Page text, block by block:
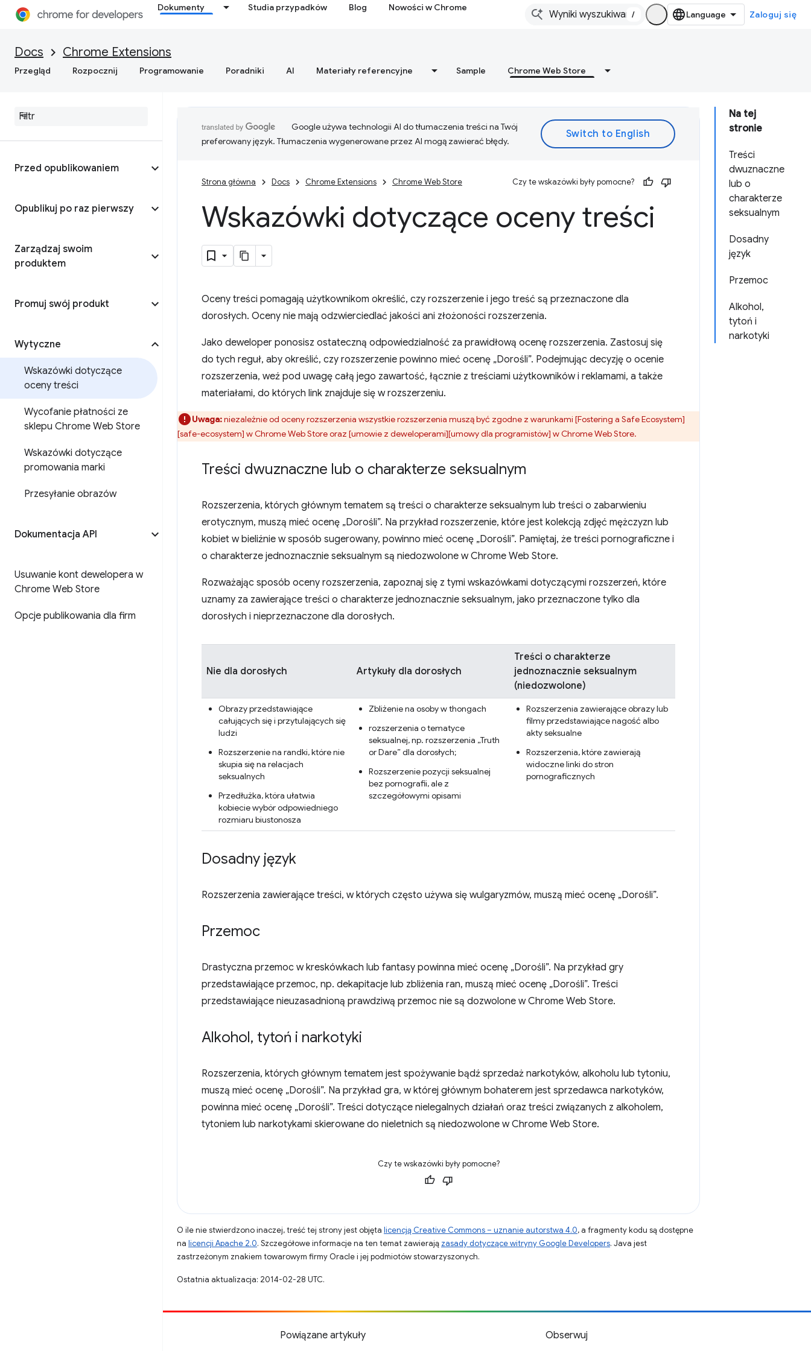
Dokumenty Studia przypadków Blog Nowości w Chrome
/ Zaloguj się
Docs Chrome Extensions
Przegląd Rozpocznij Programowanie Poradniki AI Materiały referencyjne Sample Chrome Web Store
Przed opublikowaniem
Opublikuj po raz pierwszy
Zarządzaj swoim
produktem
Promuj swój produkt
Wytyczne
Wskazówki dotyczące
oceny treści
Wycofanie płatności ze
sklepu Chrome Web Store
Wskazówki dotyczące
promowania marki
Przesyłanie obrazów
Dokumentacja API
Usuwanie kont dewelopera w
Chrome Web Store
Opcje publikowania dla firm
Na tej
stronie
Treści
dwuznaczne
lub o
charakterze
seksualnym
Dosadny
język
Przemoc
Alkohol,
tytoń i
narkotyki
Google używa technologii AI do tłumaczenia treści na Twój
preferowany język. Tłumaczenia wygenerowane przez AI mogą zawierać błędy.
Strona główna Docs Chrome Extensions Chrome Web Store Czy te wskazówki były pomocne?
Wskazówki dotyczące oceny treści
Oceny treści pomagają użytkownikom określić, czy rozszerzenie i jego treść są przeznaczone dla
dorosłych. Oceny nie mają odzwierciedlać jakości ani złożoności rozszerzenia.
Jako deweloper ponosisz ostateczną odpowiedzialność za prawidłową ocenę rozszerzenia. Zastosuj się
do tych reguł, aby określić, czy rozszerzenie powinno mieć ocenę „Dorośli”. Podejmując decyzję o ocenie
rozszerzenia, weź pod uwagę całą jego zawartość, łącznie z treściami użytkowników i reklamami, a także
materiałami, do których link znajduje się w rozszerzeniu.
Uwaga:niezależnie od oceny rozszerzenia wszystkie rozszerzenia muszą być zgodne z warunkami [Fostering a Safe Ecosystem]
[safe-ecosystem] w Chrome Web Store oraz [umowie z deweloperami][umowy dla programistów] w Chrome Web Store.
Treści dwuznaczne lub o charakterze seksualnym
Rozszerzenia, których głównym tematem są treści o charakterze seksualnym lub treści o zabarwieniu
erotycznym, muszą mieć ocenę „Dorośli”. Na przykład rozszerzenie, które jest kolekcją zdjęć mężczyzn lub
kobiet w bieliźnie w sposób sugerowany, powinno mieć ocenę „Dorośli”. Pamiętaj, że treści pornograficzne i
o charakterze jednoznacznie seksualnym są niedozwolone w Chrome Web Store.
Rozważając sposób oceny rozszerzenia, zapoznaj się z tymi wskazówkami dotyczącymi rozszerzeń, które
uznamy za zawierające treści o charakterze jednoznacznie seksualnym, jako przeznaczone tylko dla
dorosłych i nieprzeznaczone dla dorosłych.
Nie dla dorosłych Artykuły dla dorosłych
Treści o charakterze
jednoznacznie seksualnym
(niedozwolone)
Obrazy przedstawiające
całujących się i przytulających się
ludzi
Rozszerzenie na randki, które nie
skupia się na relacjach
seksualnych
Przedłużka, która ułatwia
kobiecie wybór odpowiedniego
rozmiaru biustonosza
Zbliżenie na osoby w thongach
rozszerzenia o tematyce
seksualnej, np. rozszerzenia „Truth
or Dare” dla dorosłych;
Rozszerzenie pozycji seksualnej
bez pornografii, ale z
szczegółowymi opisami
Rozszerzenia zawierające obrazy lub
filmy przedstawiające nagość albo
akty seksualne
Rozszerzenia, które zawierają
widoczne linki do stron
pornograficznych
Dosadny język
Rozszerzenia zawierające treści, w których często używa się wulgaryzmów, muszą mieć ocenę „Dorośli”.
Przemoc
Drastyczna przemoc w kreskówkach lub fantasy powinna mieć ocenę „Dorośli”. Na przykład gry
przedstawiające przemoc, np. dekapitacje lub zbliżenia ran, muszą mieć ocenę „Dorośli”. Treści
przedstawiające nieuzasadnioną prawdziwą przemoc nie są dozwolone w Chrome Web Store.
Alkohol, tytoń i narkotyki
Rozszerzenia, których głównym tematem jest spożywanie bądź sprzedaż narkotyków, alkoholu lub tytoniu,
muszą mieć ocenę „Dorośli”. Na przykład gra, w której głównym bohaterem jest sprzedawca narkotyków,
powinna mieć ocenę „Dorośli”. Treści dotyczące nielegalnych działań oraz treści związanych z alkoholem,
tytoniem lub narkotykami skierowane do nieletnich są niedozwolone w Chrome Web Store.
Czy te wskazówki były pomocne?
O ile nie stwierdzono inaczej, treść tej strony jest objęta licencją Creative Commons – uznanie autorstwa 4.0, a fragmenty kodu są dostępne
na licencji Apache 2.0. Szczegółowe informacje na ten temat zawierają zasady dotyczące witryny Google Developers. Java jest
zastrzeżonym znakiem towarowym firmy Oracle i jej podmiotów stowarzyszonych.
Ostatnia aktualizacja: 2014-02-28 UTC.
Powiązane artykuły Obserwuj